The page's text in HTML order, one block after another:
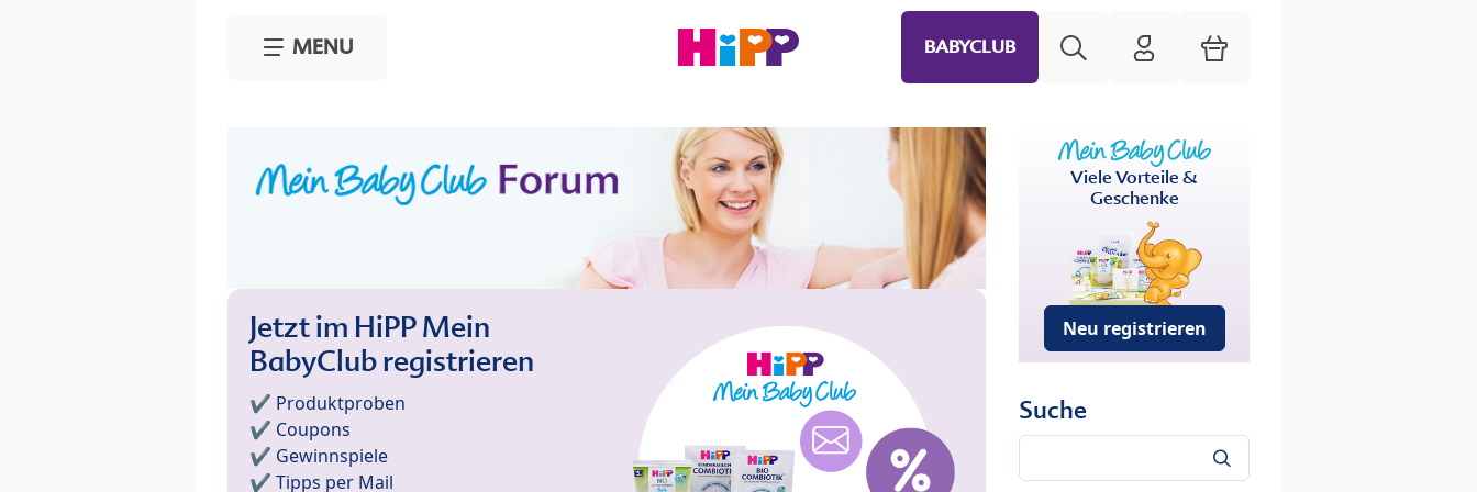
MENU BABYCLUB HiPP Mein Babyclub
Warenkorb
Jetzt im HiPP Mein
BabyClub registrieren
✔️ Produktproben
✔️ Coupons
✔️ Gewinnspiele
✔️ Tipps per Mail
Viele Vorteile &
Geschenke
Neu registrieren
Suche